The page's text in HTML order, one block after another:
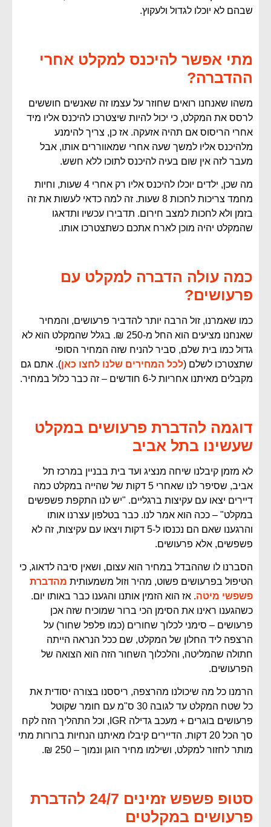
שבהם לא יוכלו לגדול ולעקוץ.
מתי אפשר להיכנס למקלט אחרי
ההדברה?
משהו שאנחנו רואים שחוזר על עצמו זה שאנשים חוששים
לרסס את המקלט, כי יכול להיות שיצטרכו להיכנס אליו מיד
אחרי הריסוס אם תהיה אזעקה. אז כן, צריך להימנע
מלהיכנס אליו למשך שעה אחרי שמאווררים אותו, אבל
מעבר לזה אין שום בעיה להיכנס לתוכו ללא חשש.
מה שכן, ילדים יוכלו להיכנס אליו רק אחרי 4 שעות, וחיות
מחמד צריכות לחכות 8 שעות. זה למה כדאי לעשות את זה
בזמן ולא לחכות למצב חירום. תדבירו עכשיו ותדאגו
שהמקלט יהיה מוכן לארח אתכם כשתצטרכו אותו.
כמה עולה הדברה למקלט עם
פרעושים?
כמו שאמרנו, זול הרבה יותר להדביר פרעושים, והמחיר
שאנחנו מציעים הוא החל מ-250 ₪. בגלל שהמקלט הוא לא
גדול כמו בית שלם, סביר להניח שזה המחיר הסופי
שתצטרכו לשלם (לכל המחירים שלנו לחצו כאן). אתם גם
מקבלים מאיתנו אחריות ל-6 חודשים – זה כבר כלול במחיר.
דוגמה להדברת פרעושים במקלט
שעשינו בתל אביב
לא מזמן קיבלנו שיחה מנציג ועד בית בבניין במרכז תל
אביב, שסיפר לנו שאחרי 5 דקות של שהייה במקלט כמה
דיירים יצאו עם עקיצות ברגליים. "יש לנו התקפת פשפשים
במקלט" – ככה הוא אמר לנו. כבר בטלפון עצרנו אותו
והרגענו שאם הם נכנסו ל-5 דקות ויצאו עם עקיצות, זה לא
פשפשים, אלא פרעושים.
הסברנו לו שההבדל במחיר הוא עצום, ושאין סיבה לדאוג, כי
הטיפול בפרעושים פשוט, מהיר וזול משמעותית מהדברת
פשפשי מיטה. אז הוא הזמין אותנו והגענו כבר באותו יום.
כשהגענו ראינו את הסימן הכי ברור שמוכיח שזה אכן
פרעושים – סימני לכלוך שחורים (כמו פלפל שחור) על
הרצפה ליד החלון של המקלט, שם ככל הנראה הייתה
חתולה שהמליטה, והלכלוך השחור הזה הוא הצואה של
הפרעושים.
הרמנו כל מה שיכולנו מהרצפה, ריססנו בצורה יסודית את
כל שטח המקלט עד לגובה 30 ס"מ עם חומר שקוטל
פרעושים בוגרים + מעכב גדילה IGR, וכל התהליך הזה לקח
סך הכל 20 דקות. הדיירים קיבלו מאיתנו הנחיות ברורות מתי
מותר לחזור למקלט, ושילמו מחיר הוגן ונמוך – 250 ₪.
סטופ פשפש זמינים 24/7 להדברת
פרעושים במקלטים